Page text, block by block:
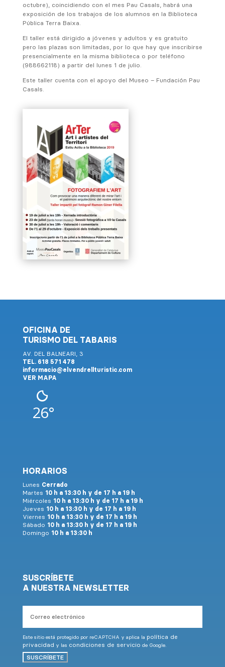
octubre), coincidiendo con el mes Pau Casals, habrá una
exposición de los trabajos de los alumnos en la Biblioteca
Pública Terra Baixa.
El taller está dirigido a jóvenes y adultos y es gratuito
pero las plazas son limitadas, por lo que hay que inscribirse
presencialmente en la misma biblioteca o por teléfono
(988662118) a partir del lunes 1 de julio.
Este taller cuenta con el apoyo del Museo – Fundación Pau
Casals.
OFICINA DE
TURISMO DEL TABARIS
AV. DEL BALNEARI, 3
TEL. 618 571 478
informacio@elvendrellturistic.com
VER MAPA
26°
HORARIOS
Lunes Cerrado
Martes 10 h a 13:30 h y de 17 h a 19 h
Miércoles 10 h a 13:30 h y de 17 h a 19 h
Jueves 10 h a 13:30 h y de 17 h a 19 h
Viernes 10 h a 13:30 h y de 17 h a 19 h
Sábado 10 h a 13:30 h y de 17 h a 19 h
Domingo 10 h a 13:30 h
SUSCRÍBETE
A NUESTRA NEWSLETTER
electrónico
Este sitio está protegido por reCAPTCHA y aplica la política de
privacidad y las condiciones de servicio de Google.
SUSCRÍBETE